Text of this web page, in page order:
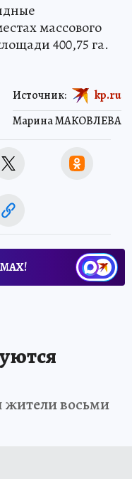
массового
400,75 га.
Марина МАКОВЛЕВА
Источник: kp.ru
жители восьми